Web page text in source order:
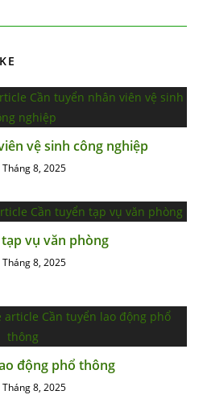
vệ sinh công nghiệp
Tháng 8, 2025
vụ văn phòng
Tháng 8, 2025
động phổ thông
Tháng 8, 2025